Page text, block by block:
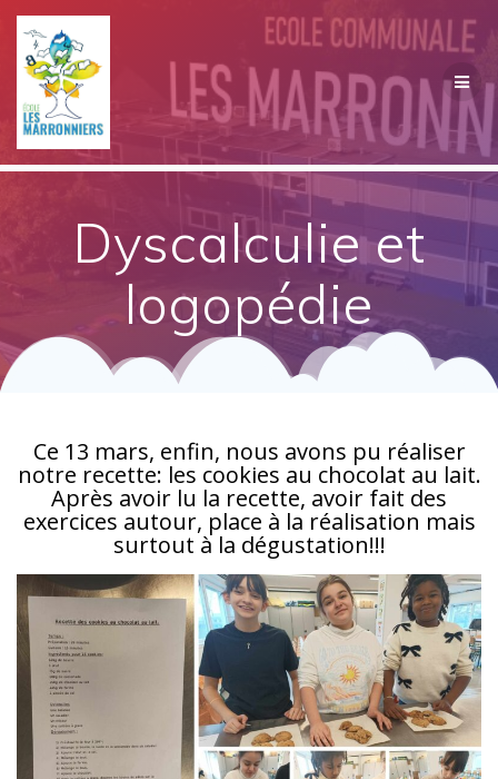
Dyscalculie et
logopédie
Ce 13 mars, enfin, nous avons pu réaliser
notre recette: les cookies au chocolat au lait.
Après avoir lu la recette, avoir fait des
exercices autour, place à la réalisation mais
surtout à la dégustation!!!